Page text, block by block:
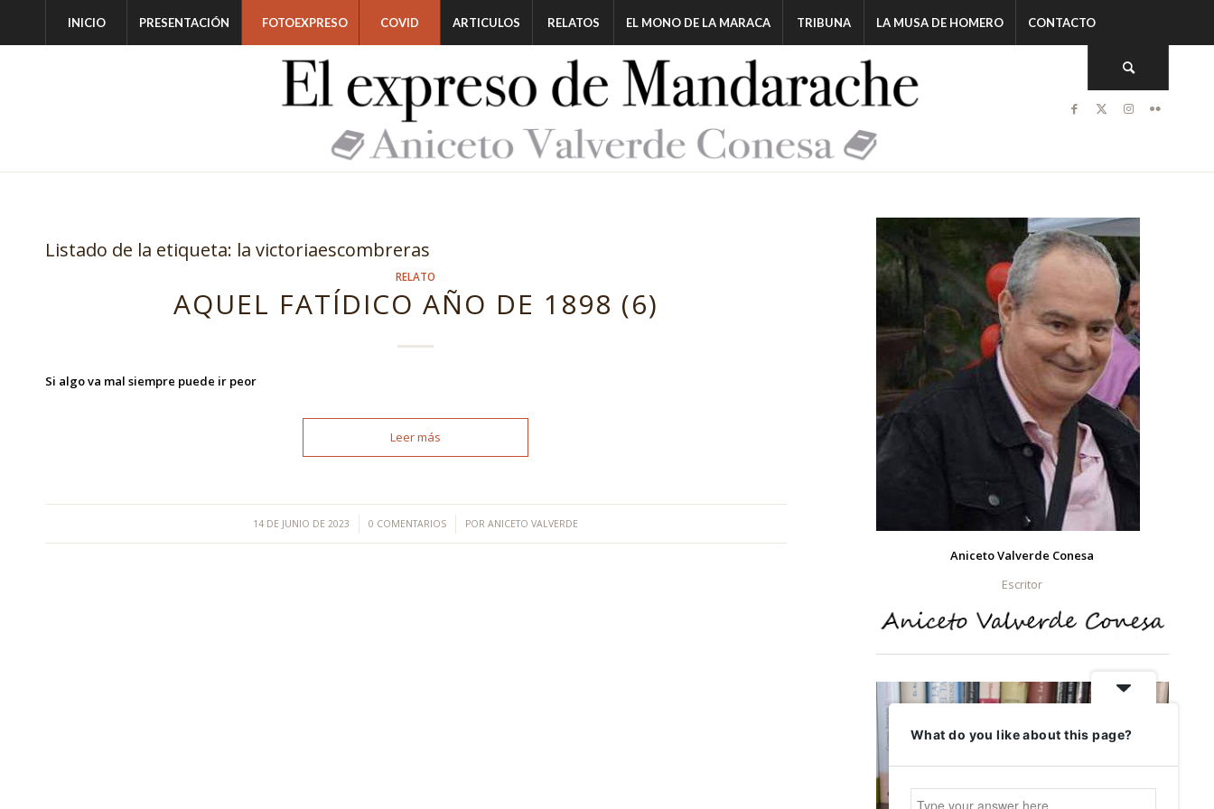
INICIO PRESENTACIÓN FOTOEXPRESO COVID ARTICULOS RELATOS EL MONO DE LA MARACA TRIBUNA LA MUSA DE HOMERO CONTACTO
Listado de la etiqueta: la victoriaescombreras
RELATO
AQUEL FATÍDICO AÑO DE 1898 (6)
Si algo va mal siempre puede ir peor
Leer más
14 DE JUNIO DE 2023
/ 0 COMENTARIOS
/ PORANICETO VALVERDE
Aniceto Valverde Conesa
Escritor
What do you like about this page?